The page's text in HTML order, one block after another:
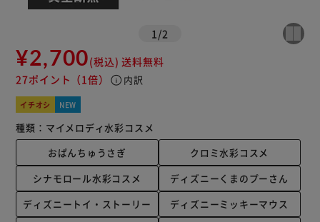
1 /2
¥2,700(税込) 送料無料
27ポイント （1倍） info 内訳
イチオシ NEW
種類： マイメロディ水彩コスメ
おぱんちゅうさぎ
クロミ水彩コスメ
シナモロール水彩コスメ
ディズニーくまのプーさん
ディズニートイ・ストーリー
ディズニーミッキーマウス